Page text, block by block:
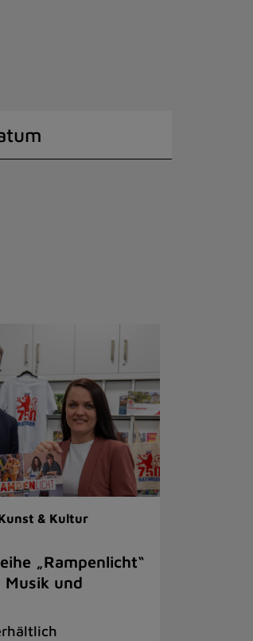
& Kultur
„Rampenlicht“
und